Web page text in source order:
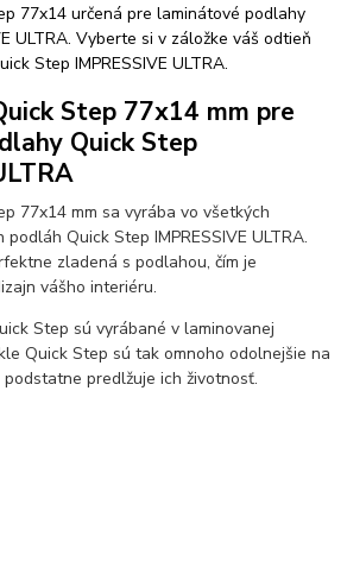
77x14 určená pre laminátové podlahy
ULTRA. Vyberte si v záložke váš odtieň
Step IMPRESSIVE ULTRA.
Step 77x14 mm pre
Quick Step
77x14 mm sa vyrába vo všetkých
Quick Step IMPRESSIVE ULTRA.
zladená s podlahou, čím je
vášho interiéru.
Step sú vyrábané v laminovanej
Quick Step sú tak omnoho odolnejšie na
predlžuje ich životnosť.